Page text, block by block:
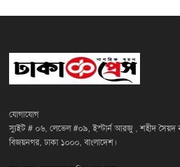
যোগাযোগ
স্যুইট # ০৬, লেভেল #০৯, ইস্টার্ন আরজু , শহীদ
বিজয়নগর, ঢাকা ১০০০, বাংলাদেশ।